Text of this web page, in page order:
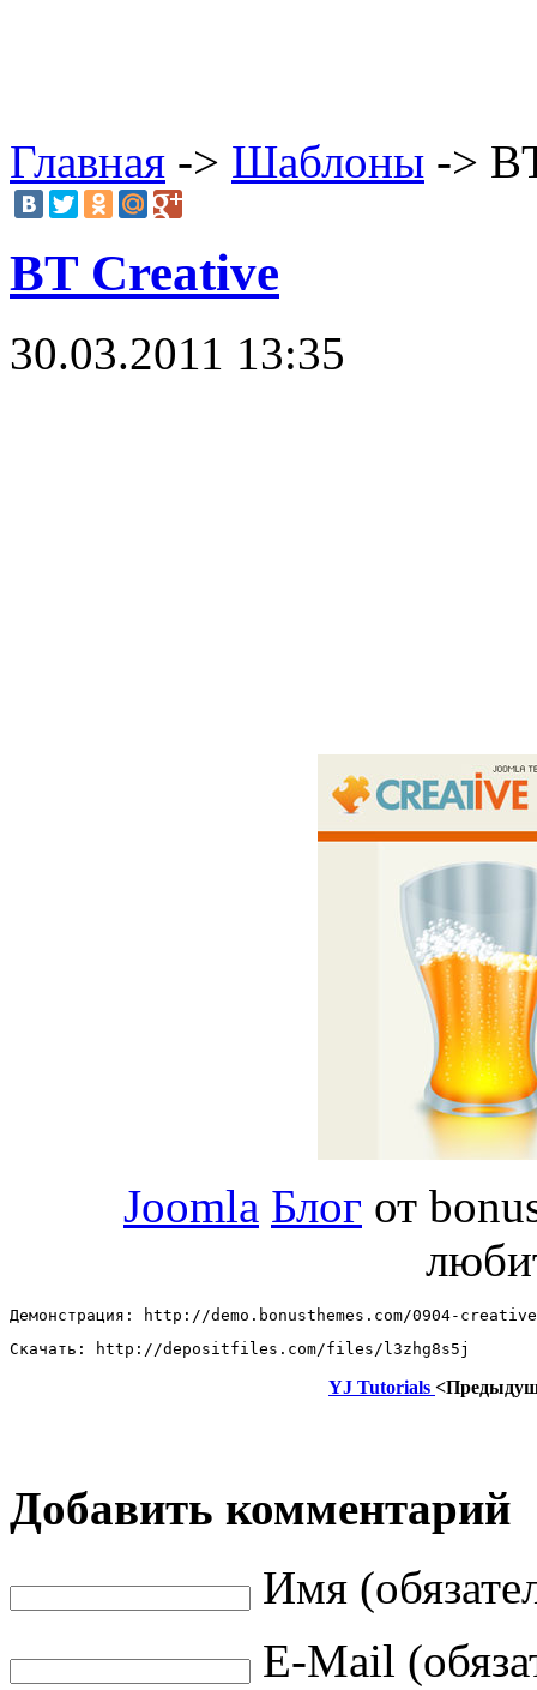
Главная -> Шаблоны ->
BT Creative
30.03.2011 13:35
Joomla Блог от
Демонстрация: http://demo.bonusthemes.com/0904-
Скачать: http://depositfiles.com/files/l3zhg8s5j
YJ Tutorials
Добавить комментарий
Имя
E-Mail